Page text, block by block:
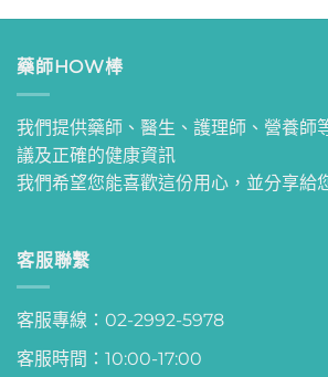
藥師HOW棒
我們提供藥師、醫生、護理師、營養師
議及正確的健康資訊
我們希望您能喜歡這份用心，並分享給
客服聯繫
客服專線：02-2992-5978
客服時間：10:00-17:00